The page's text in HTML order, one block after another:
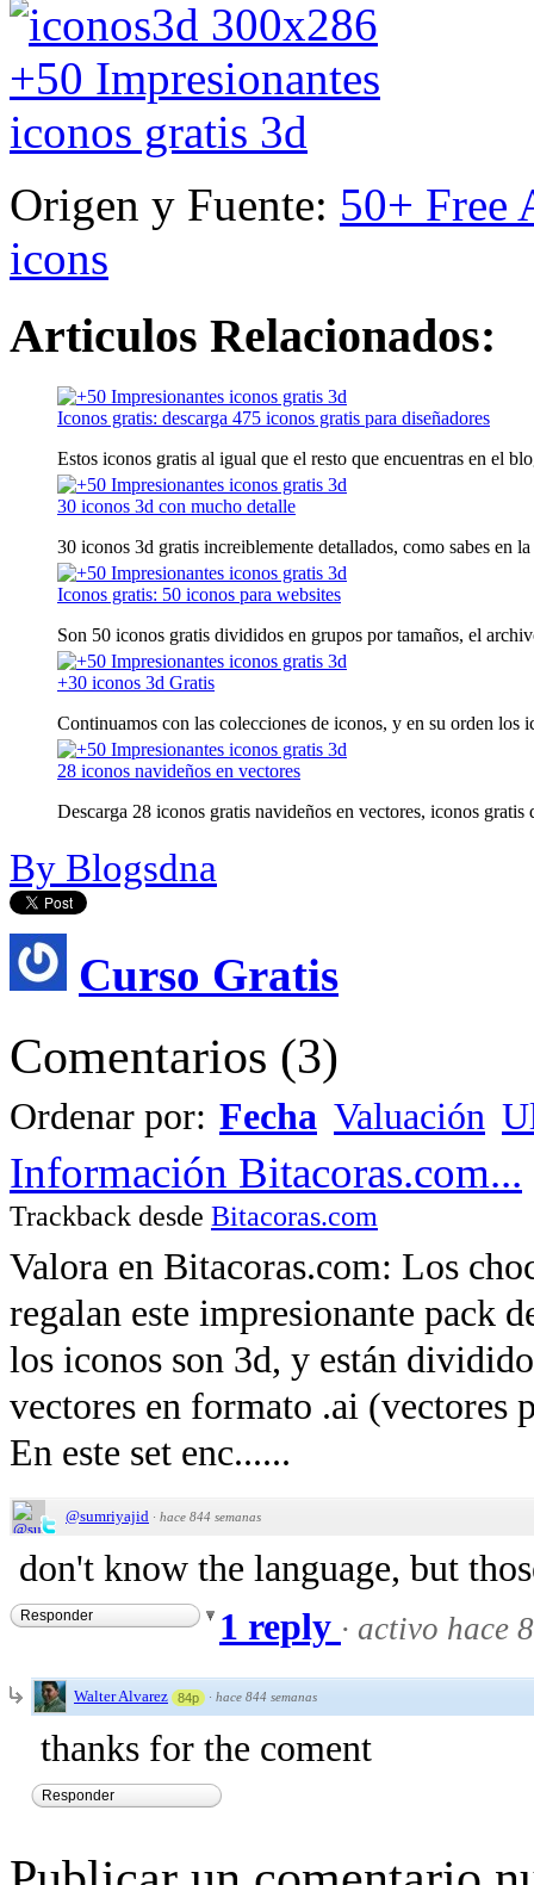
Origen y Fuente: 50+ Free
icons
Articulos Relacionados:
Iconos gratis: descarga 475 iconos gratis para diseñadores
Estos iconos gratis al igual que el resto que encuentras en el
30 iconos 3d con mucho detalle
30 iconos 3d gratis increiblemente detallados, como sabes en
Iconos gratis: 50 iconos para websites
Son 50 iconos gratis divididos en grupos por tamaños, el
+30 iconos 3d Gratis
Continuamos con las colecciones de iconos, y en su orden los
28 iconos navideños en vectores
Descarga 28 iconos gratis navideños en vectores, iconos gratis
By Blogsdna
Curso Gratis
Comentarios (3)
Ordenar por: Fecha Valuación
Información Bitacoras.com...
Trackback desde Bitacoras.com
Valora en Bitacoras.com: Los
regalan este impresionante pack
los iconos son 3d, y están
vectores en formato .ai (vectores
En este set enc......
@sumriyajid · hace 844 semanas
don't know the language, but
Responder 1 reply · activo hace
Walter Alvarez 84p · hace 844 semanas
thanks for the coment
Responder